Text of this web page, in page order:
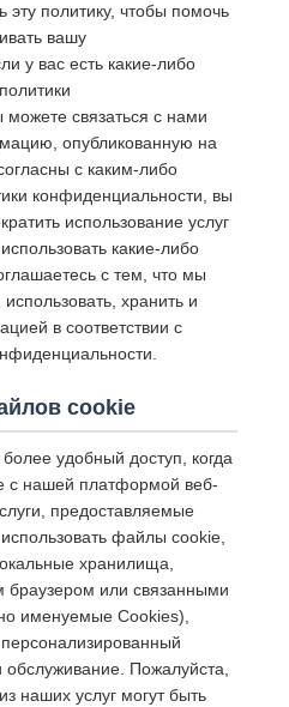
эту политику, чтобы помочь
вашу
у вас есть какие-либо
связаться с нами
опубликованную на
с каким-либо
конфиденциальности, вы
использование услуг
какие-либо
с тем, что мы
хранить и
в соответствии с
cookie
удобный доступ, когда
с нашей платформой веб-
предоставляемые
файлы cookie,
хранилища,
или связанными
именуемые Cookies),
обслуживание. Пожалуйста,
наших услуг могут быть